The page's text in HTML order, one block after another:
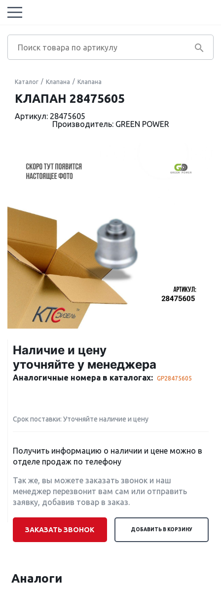
Каталог Клапана Клапана
КЛАПАН 28475605
Артикул: 28475605
Производитель: GREEN POWER
Наличие и цену
уточняйте у менеджера
Аналогичные номера в каталогах: GP28475605
Срок поставки: Уточняйте наличие и цену
Получить информацию о наличии и цене можно в
отделе продаж по телефону
Так же, вы можете заказать звонок и наш
менеджер перезвонит вам сам или отправить
заявку, добавив товар в заказ.
ЗАКАЗАТЬ ЗВОНОК ДОБАВИТЬ В КОРЗИНУ
Аналоги